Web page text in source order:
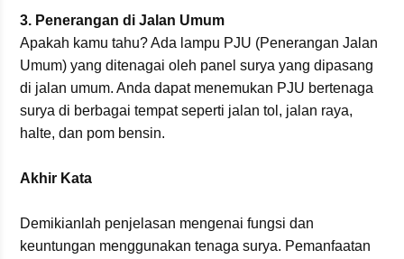
3. Penerangan di Jalan Umum
Apakah kamu tahu? Ada lampu PJU (Penerangan Jalan
Umum) yang ditenagai oleh panel surya yang dipasang
di jalan umum. Anda dapat menemukan PJU bertenaga
surya di berbagai tempat seperti jalan tol, jalan raya,
halte, dan pom bensin.
Akhir Kata
Demikianlah penjelasan mengenai fungsi dan
keuntungan menggunakan tenaga surya. Pemanfaatan